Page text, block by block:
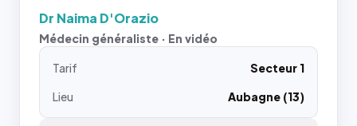
Dr Naima D'Orazio
Médecin généraliste · En vidéo
Tarif
Secteur 1
Lieu
Aubagne (13)